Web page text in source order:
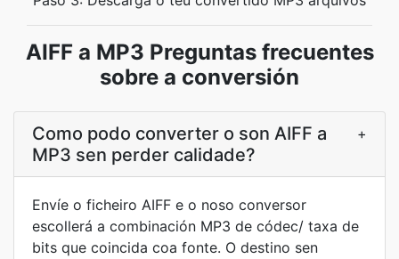
AIFF a MP3 Preguntas frecuentes
sobre a conversión
Como podo converter o son AIFF a
MP3 sen perder calidade?
+
Envíe o ficheiro AIFF e o noso conversor
escollerá a combinación MP3 de códec/ taxa de
bits que coincida coa fonte. O destino sen